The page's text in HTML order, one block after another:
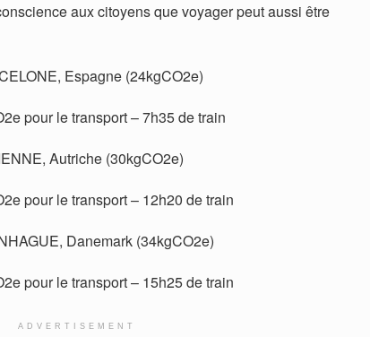
aux citoyens que voyager peut aussi être
Espagne (24kgCO2e)
pour le transport – 7h35 de train
Autriche (30kgCO2e)
pour le transport – 12h20 de train
Danemark (34kgCO2e)
pour le transport – 15h25 de train
ADVERTISEMENT